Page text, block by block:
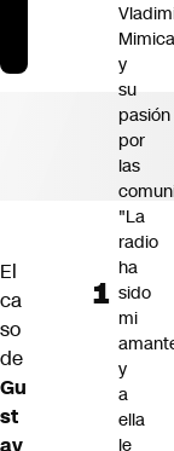
El
ca
so
de
Gu
st
Mimica
y
su
pasión
por
las
"La
radio
ha
sido
mi
y
a
ella
le